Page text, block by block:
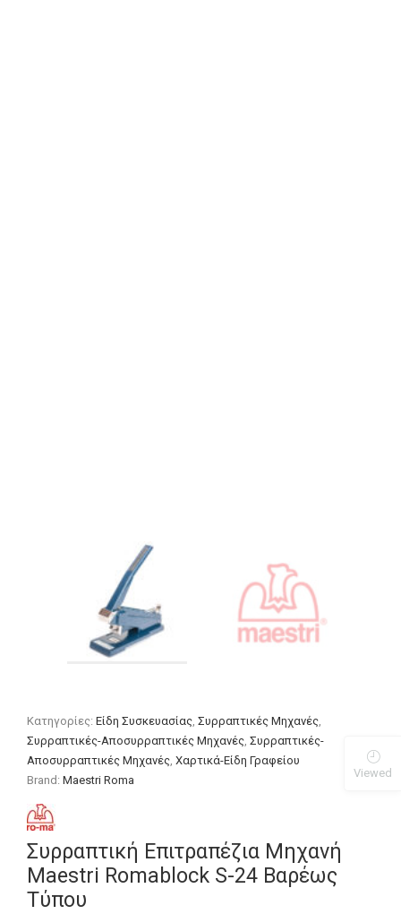
Κατηγορίες:Είδη Συσκευασίας,Συρραπτικές Μηχανές,
Συρραπτικές-Αποσυρραπτικές Μηχανές,Συρραπτικές-
Αποσυρραπτικές Μηχανές,Χαρτικά-Είδη Γραφείου
Brand:Maestri Roma
Συρραπτική Επιτραπέζια Μηχανή
Maestri Romablock S-24 Βαρέως
Τύπου
Viewed